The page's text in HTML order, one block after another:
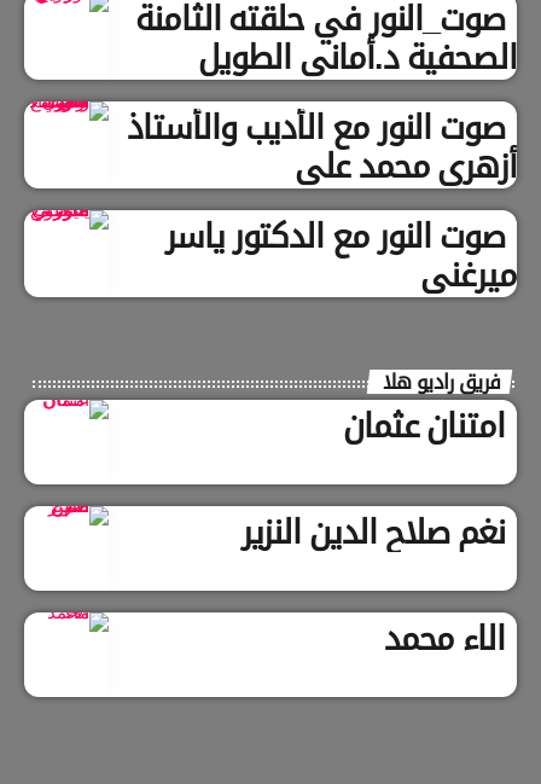
صوت_النور في حلقته الثامنة
الصحفية د.أماني الطويل
صوت النور مع الأديب والأستاذ
أزهري محمد علي
صوت النور مع الدكتور ياسر
ميرغني
فريق راديو هلا
امتنان عثمان
نغم صلاح الدين النزير
الاء محمد